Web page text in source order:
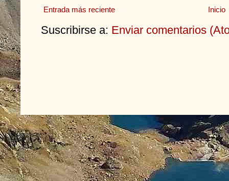
Entrada más reciente Inicio
Suscribirse a: Enviar comentarios